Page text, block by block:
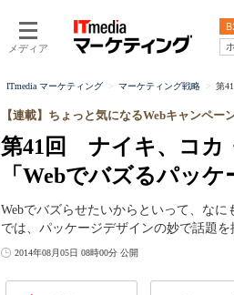
メディア
ITmedia マーケティング マーケティング戦略 第
第41回 ナイキ、コカ
「Webでバズるパッケ
【連載】ちょっと気になるWebキャンペー
Webでバズらせたいからといって、な
では、パッケージデザインの妙で話題
2014年08月05日 08時00分 公開